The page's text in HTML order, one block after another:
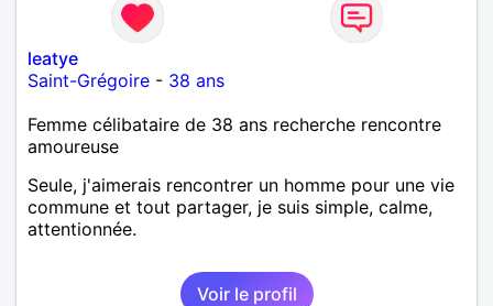
leatye
Saint-Grégoire - 38 ans
Femme célibataire de 38 ans recherche rencontre
amoureuse
Seule, j'aimerais rencontrer un homme pour une vie
commune et tout partager, je suis simple, calme,
attentionnée.
Voir le profil